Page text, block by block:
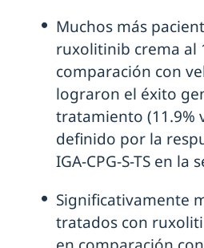
Muchos más
ruxolitinib crema al
comparación con
lograron el éxito
tratamiento (11.9%
definido por la
IGA-CPG-S-TS en la
Significativamente
tratados con